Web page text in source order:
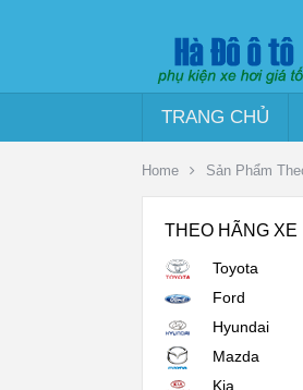
TRANG CHỦ
Home Sản Phẩm
THEO HÃNG XE
Toyota
Ford
Hyundai
Mazda
Kia